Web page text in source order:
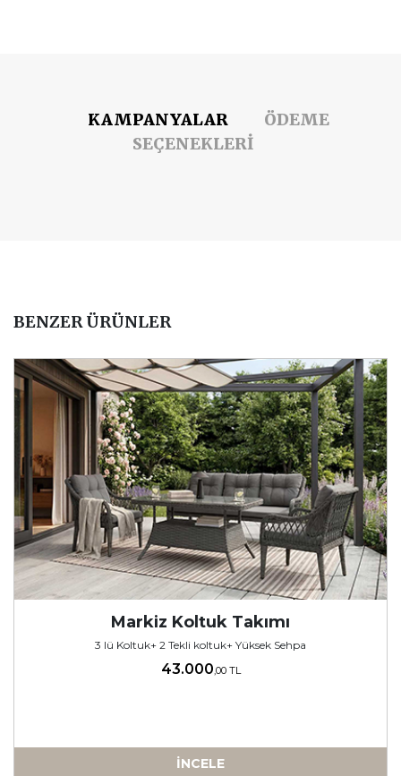
KAMPANYALAR
ÖDEME
SEÇENEKLERİ
BENZER ÜRÜNLER
Markiz Koltuk Takımı
3 lü Koltuk+ 2 Tekli koltuk+ Yüksek Sehpa
43.000,00 TL
İNCELE
-